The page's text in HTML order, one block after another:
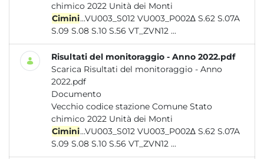
chimico 2022 Unità dei Monti
Cimini...VU003_S012 VU003_P002∆ S.62 S.07A
S.09 S.08 S.10 S.56 VT_ZVN12 ...
Risultati del monitoraggio - Anno 2022.pdf
Scarica Risultati del monitoraggio - Anno
2022.pdf
Documento
Vecchio codice stazione Comune Stato
chimico 2022 Unità dei Monti
Cimini...VU003_S012 VU003_P002∆ S.62 S.07A
S.09 S.08 S.10 S.56 VT_ZVN12 ...